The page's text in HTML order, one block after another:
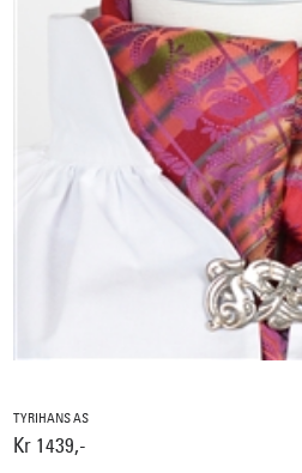
TYRIHANS AS
Kr 1439,-